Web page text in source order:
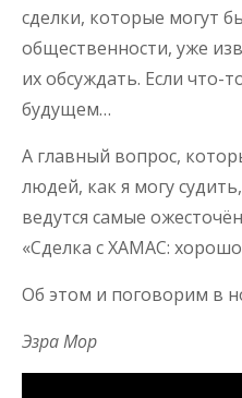
сделки, которые могут
общественности, уже
их обсуждать. Если что-
будущем…
А главный вопрос,
людей, как я могу
ведутся самые
«Сделка с ХАМАС:
Об этом и поговорим в
Эзра Мор